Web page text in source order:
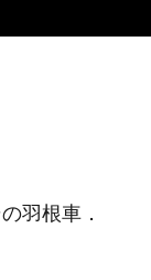
羽根車 ．